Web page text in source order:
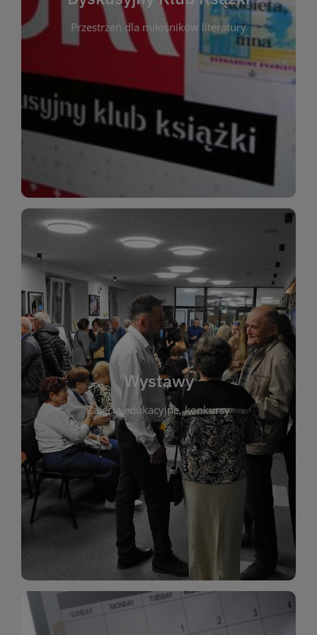
Przestrzeń dla miłośników literatury
Dyskusyjny Klub Ksążki
Dyskusyjny Klub Książki to przestrzeń dla
miłośników literatury, którzy lubią dzielić się
opiniami i emocjami po lekturze. Spotykamy się
regularnie, by rozmawiać o wybranych tytułach z
różnych gatunków literackich. Każde spotkanie to
okazja do inspirującej dyskusji, wymiany
Wystawy
Zajęcia edukacyjne, konkursy
Wystawy
Biblioteka organizuje prezentujące zarówno
sztukę lokalnych twórców, jak i zbiory tematyczne.
W tej sekcji znajdziesz informacje o aktualnych
ekspozycjach oraz archiwum wystaw z
poprzednich lat. Prezentowane prace obejmują
malarstwo, fotografię, rękodzieło i inne formy
artystyczne. Każda wystawa to wyjątkowa okazja
do kontaktu z kulturą i sztuką w przestrzeni
biblioteki. Serdecznie zapraszamy wszystkich
miłośników estetycznych doznań!
WIĘCEJ